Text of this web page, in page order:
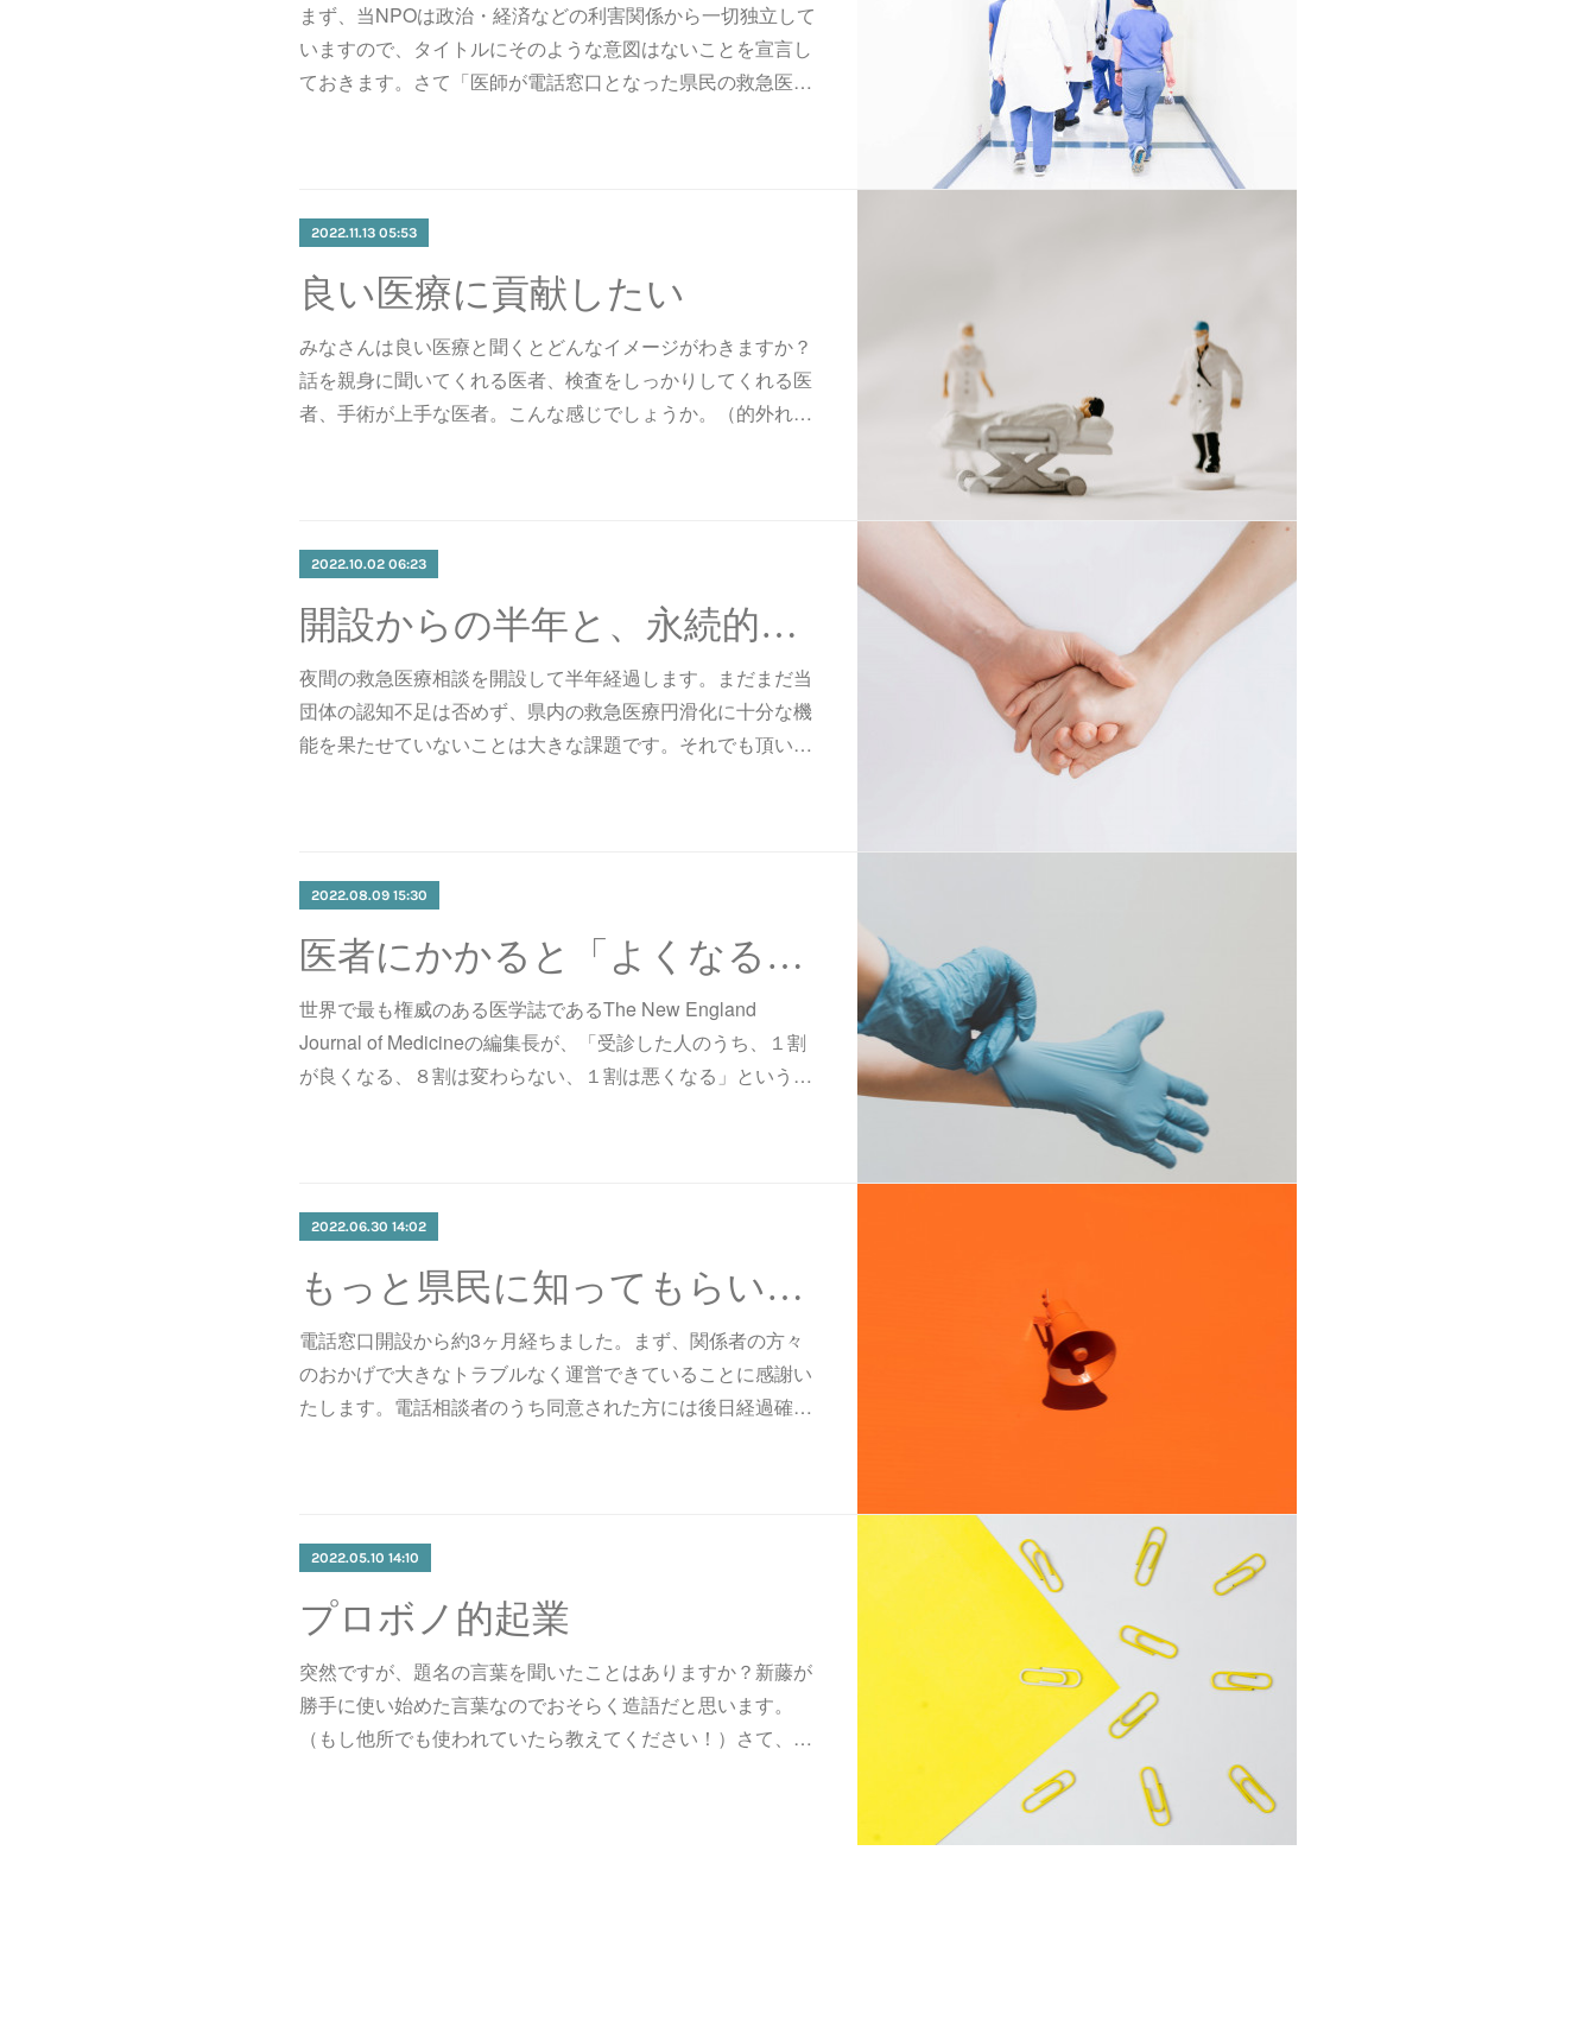
まず、当NPOは政治・経済などの利害関係から一切独立して
いますので、タイトルにそのような意図はないことを宣言し
ておきます。さて「医師が電話窓口となった県民の救急医…
2022.11.13 05:53
良い医療に貢献したい
みなさんは良い医療と聞くとどんなイメージがわきますか？
話を親身に聞いてくれる医者、検査をしっかりしてくれる医
者、手術が上手な医者。こんな感じでしょうか。（的外れ…
2022.10.02 06:23
開設からの半年と、永続的な運営に向けて
夜間の救急医療相談を開設して半年経過します。まだまだ当
団体の認知不足は否めず、県内の救急医療円滑化に十分な機
能を果たせていないことは大きな課題です。それでも頂い…
2022.08.09 15:30
医者にかかると「よくなる」のか？
世界で最も権威のある医学誌であるThe New England
Journal of Medicineの編集長が、「受診した人のうち、１割
が良くなる、８割は変わらない、１割は悪くなる」という…
2022.06.30 14:02
もっと県民に知ってもらいたい
電話窓口開設から約3ヶ月経ちました。まず、関係者の方々
のおかげで大きなトラブルなく運営できていることに感謝い
たします。電話相談者のうち同意された方には後日経過確…
2022.05.10 14:10
プロボノ的起業
突然ですが、題名の言葉を聞いたことはありますか？新藤が
勝手に使い始めた言葉なのでおそらく造語だと思います。
（もし他所でも使われていたら教えてください！）さて、…